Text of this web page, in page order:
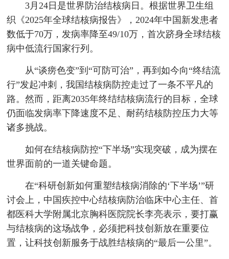
3月24日是世界防治结核病日。根据世界卫生组
织《2025年全球结核病报告》，2024年中国新发患者
数低于70万，发病率降至49/10万，首次跻身全球结核
病中低流行国家行列。
从“谈痨色变”到“可防可治”，再到如今向“终结流
行”发起冲刺，我国结核病防控走过了一条不平凡的
路。然而，距离2035年终结结核病流行的目标，全球
仍面临发病率下降速度不足、耐药结核防控压力大等
诸多挑战。
如何在结核病防控“下半场”实现突破，成为摆在
世界面前的一道关键命题。
在“科研创新如何重塑结核病消除的‘下半场’”研
讨会上，中国疾控中心结核病防治临床中心主任、首
都医科大学附属北京胸科医院院长李亮表示，要打赢
与结核病的这场战争，必须把科技创新放在重要位
置，让科技创新服务于战胜结核病的“最后一公里”。